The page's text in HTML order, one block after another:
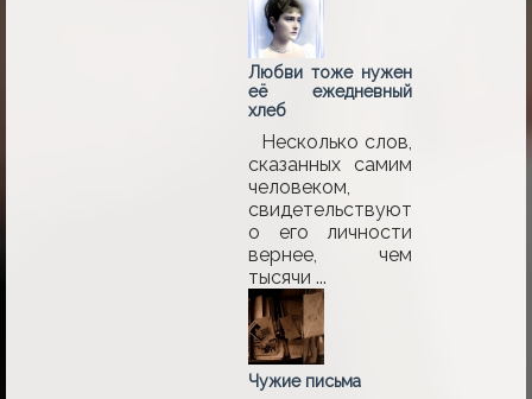
Любви тоже нужен
её ежедневный
хлеб
Несколько слов,
сказанных самим
человеком,
свидетельствуют
о его личности
вернее, чем
тысячи ...
Чужие письма